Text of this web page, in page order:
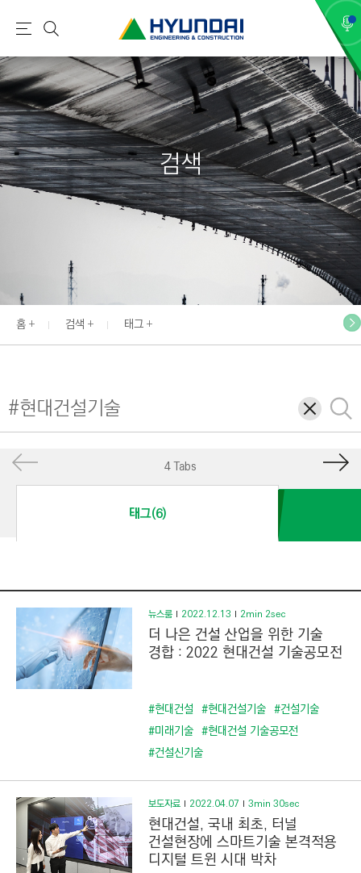
현
건
설
(
H
Y
U
N
E
N
E
I
O
N
S
T
R
N
)
메
뉴
검
색
검색
홈 검색 태그
삭
제
검
색
4 Tabs
태그(6)
뉴스룸 2022.12.13 2min 2sec
더 나은 건설 산업을 위한 기술
경합 : 2022 현대건설 기술공모전
#현대건설 #현대건설기술 #건설기술
#미래기술 #현대건설 기술공모전
#건설신기술
보도자료 2022.04.07 3min 30sec
현대건설, 국내 최초, 터널
건설현장에 스마트기술 본격적용
디지털 트윈 시대 박차